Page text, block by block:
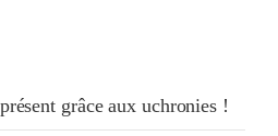
grâce aux uchronies !